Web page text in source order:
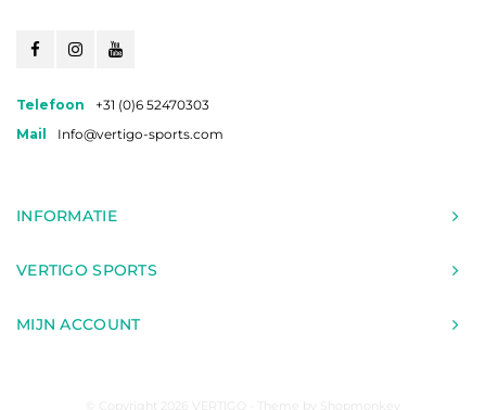
Telefoon
+31 (0)6 52470303
Mail
Info@vertigo-sports.com
INFORMATIE
VERTIGO SPORTS
MIJN ACCOUNT
© Copyright 2026 VERTIGO - Theme by Shopmonkey